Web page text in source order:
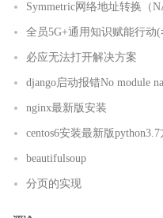
Symmetric网络地址转换（
全员5G+通用知识赋能行动
必应无法打开解决方案
django启动报错No module
nginx最新版安装
centos6安装最新版
beautifulsoup
分页的实现